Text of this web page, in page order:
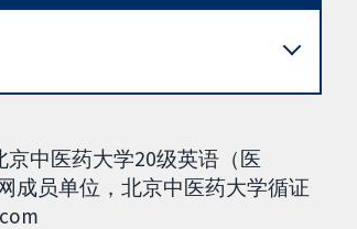
中医药大学20级英语（医
成员单位，北京中医药大学循证